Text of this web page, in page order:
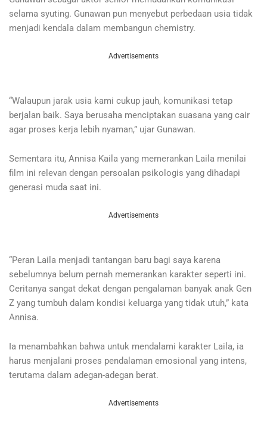
selama syuting. Gunawan pun menyebut perbedaan usia tidak
menjadi kendala dalam membangun chemistry.
Advertisements
“Walaupun jarak usia kami cukup jauh, komunikasi tetap
berjalan baik. Saya berusaha menciptakan suasana yang cair
agar proses kerja lebih nyaman,” ujar Gunawan.
Sementara itu, Annisa Kaila yang memerankan Laila menilai
film ini relevan dengan persoalan psikologis yang dihadapi
generasi muda saat ini.
Advertisements
“Peran Laila menjadi tantangan baru bagi saya karena
sebelumnya belum pernah memerankan karakter seperti ini.
Ceritanya sangat dekat dengan pengalaman banyak anak Gen
Z yang tumbuh dalam kondisi keluarga yang tidak utuh,” kata
Annisa.
Ia menambahkan bahwa untuk mendalami karakter Laila, ia
harus menjalani proses pendalaman emosional yang intens,
terutama dalam adegan-adegan berat.
Advertisements